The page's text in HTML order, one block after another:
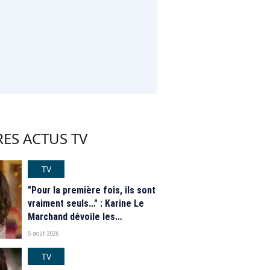
ACTUS TV
TV
"Pour la première fois, ils sont
vraiment seuls…" : Karine Le
Marchand dévoile les
nouveautés des speed dating
2026
5 août 2026
TV